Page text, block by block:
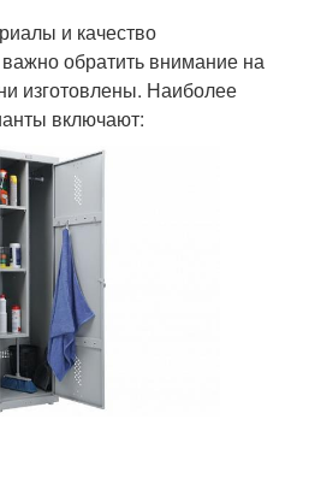
и качество
обратить внимание на
изготовлены. Наиболее
включают: